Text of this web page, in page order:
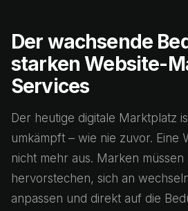
Der wachsende
starken Website-
Services
Der heutige digitale Marktplatz
umkämpft – wie nie zuvor. Eine
nicht mehr aus. Marken müssen
hervorstechen, sich an
anpassen und direkt auf die